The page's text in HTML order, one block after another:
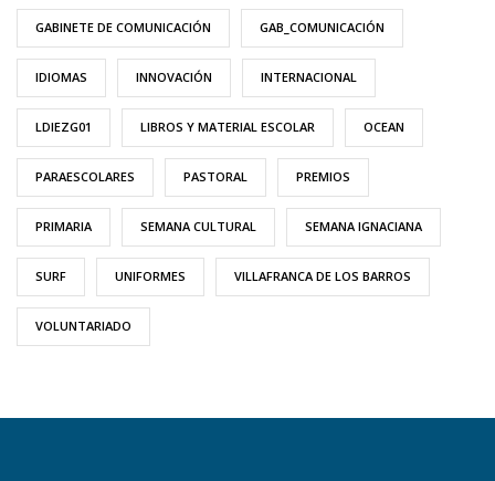
GABINETE DE COMUNICACIÓN GAB_COMUNICACIÓN
IDIOMAS INNOVACIÓN INTERNACIONAL
LDIEZG01 LIBROS Y MATERIAL ESCOLAR OCEAN
PARAESCOLARES PASTORAL PREMIOS
PRIMARIA SEMANA CULTURAL SEMANA IGNACIANA
SURF UNIFORMES VILLAFRANCA DE LOS BARROS
VOLUNTARIADO